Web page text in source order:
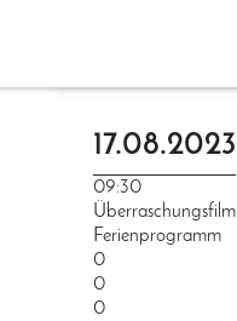
17.08.2023
09:30
Überraschungsfilm
Ferienprogramm
0
0
0